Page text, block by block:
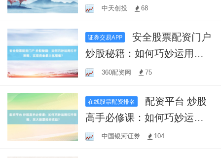
轻松掌握股市投资放大技巧
中天创投 68
证券交易APP
安全股票配资门户
炒股秘籍：如何巧妙运用杠
杆策略，实现资金最大化增
值？
360配资网 75
在线股票配资排名
高手必修课：如何巧妙运用
杠杆策略，放大股票投资收
益？
中国银河证券 104